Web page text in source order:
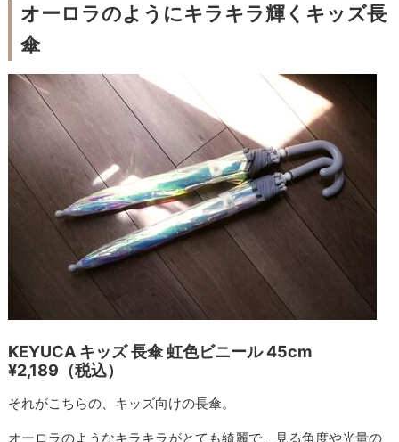
オーロラのようにキラキラ輝くキッズ長
傘
KEYUCA キッズ 長傘 虹色ビニール 45cm
¥2,189（税込）
それがこちらの、キッズ向けの長傘。
オーロラのようなキラキラがとても綺麗で、見る角度や光量の